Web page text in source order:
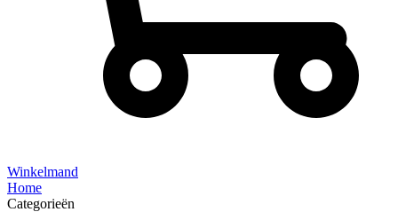
Winkelmand
Home
Categorieën